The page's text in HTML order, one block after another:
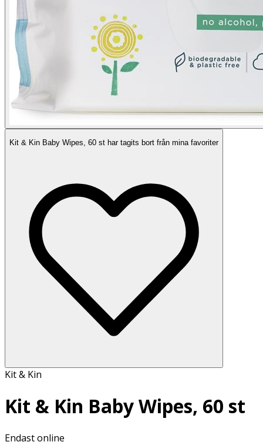
Kit & Kin Baby Wipes, 60 st har tagits bort från mina favoriter
Kit & Kin
Kit & Kin Baby Wipes, 60 st
Endast online